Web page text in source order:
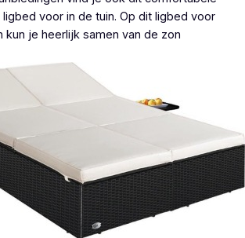
voor in de tuin. Op dit ligbed voor
kun je heerlijk samen van de zon